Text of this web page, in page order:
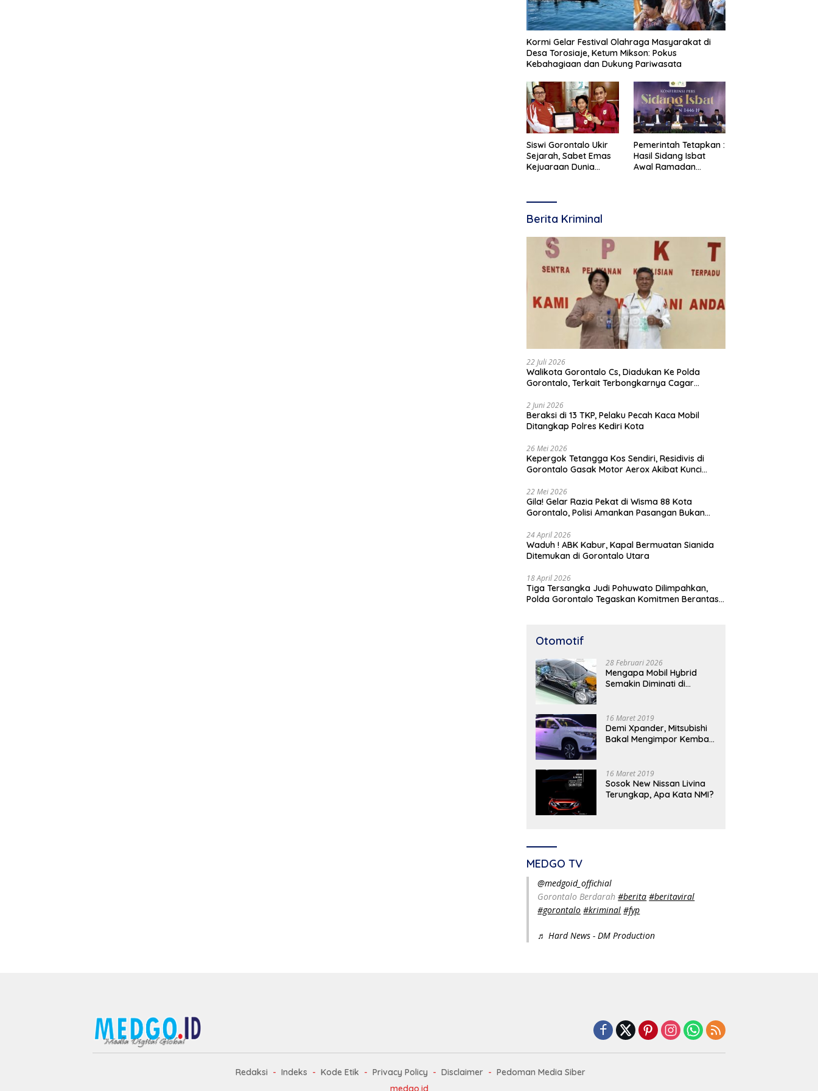
Kormi Gelar Festival Olahraga Masyarakat di
Desa Torosiaje, Ketum Mikson: Pokus
Kebahagiaan dan Dukung Pariwasata
Siswi Gorontalo Ukir
Sejarah, Sabet Emas
Kejuaraan Dunia
Pemerintah Tetapkan :
Hasil Sidang Isbat
Awal Ramadan
Berita Kriminal
22 Juli 2026
Walikota Gorontalo Cs, Diadukan Ke Polda
Gorontalo, Terkait Terbongkarnya Cagar
Bersejarah
2 Juni 2026
Beraksi di 13 TKP, Pelaku Pecah Kaca Mobil
Ditangkap Polres Kediri Kota
26 Mei 2026
Kepergok Tetangga Kos Sendiri, Residivis di
Gorontalo Gasak Motor Aerox Akibat Kunci
22 Mei 2026
Gila! Gelar Razia Pekat di Wisma 88 Kota
Gorontalo, Polisi Amankan Pasangan Bukan
24 April 2026
Waduh ! ABK Kabur, Kapal Bermuatan Sianida
Ditemukan di Gorontalo Utara
18 April 2026
Tiga Tersangka Judi Pohuwato Dilimpahkan,
Polda Gorontalo Tegaskan Komitmen Berantas
Otomotif
28 Februari 2026
Mengapa Mobil Hybrid
Semakin Diminati di
16 Maret 2019
Demi Xpander, Mitsubishi
Bakal Mengimpor Kembali
16 Maret 2019
Sosok New Nissan Livina
Terungkap, Apa Kata NMI?
MEDGO TV
@medgoid_offichial
Gorontalo Berdarah#berita #beritaviral
#gorontalo #kriminal #fyp
♬ Hard News - DM Production
Redaksi Indeks Kode Etik Privacy Policy Disclaimer
Pedoman Media Siber
medgo.id